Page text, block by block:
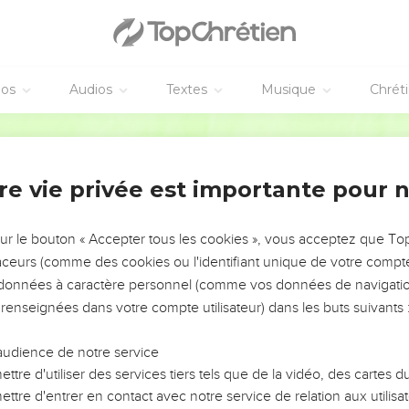
Audios Textes Musique
superficie !
pluie
pu
D, majuscules porte conformément à Matthieu :car elle avait
déchirure) soudaine de cette maison par ce mot : aussitôt.
deux cette remarque finale :Grande est cette destruction !
Jésus laisse ses auditeurs en terminant ce discours.
en quelque sorte, le fracas de cet édifice qui s'écroule et
ou hypocrite."Godet.
vie privée est importante pour
le bouton « Accepter tous les cookies », vous acceptez que
(comme des cookies ou l'identifiant unique de votre
à caractère personnel (comme vos données de
dans votre compte utilisateur) dans les buts suivants :
de notre service
d'utiliser des services tiers tels que de la vidéo, des cartes
d'entrer en contact avec notre service de relation aux